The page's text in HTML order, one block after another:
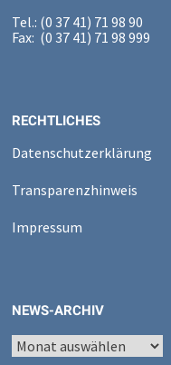
Tel.: (0 37 41) 71 98 90
Fax: (0 37 41) 71 98 999
RECHTLICHES
Datenschutzerklärung
Transparenzhinweis
Impressum
NEWS-ARCHIV
News-
Archiv